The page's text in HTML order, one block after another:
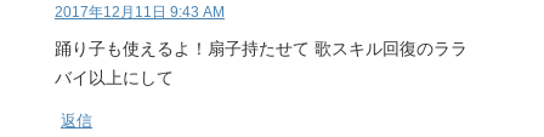
2017年12月11日 9:43 AM
踊り子も使えるよ！扇子持たせて 歌スキル回復のララ
バイ以上にして
返信